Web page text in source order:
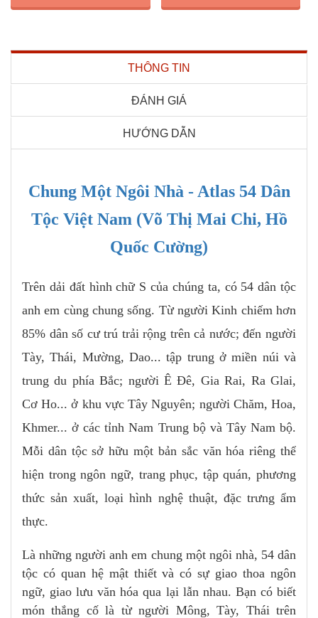
THÔNG TIN
ĐÁNH GIÁ
HƯỚNG DẪN
Chung Một Ngôi Nhà - Atlas 54 Dân
Tộc Việt Nam (Võ Thị Mai Chi, Hồ
Quốc Cường)
Trên dải đất hình chữ S của chúng ta, có 54 dân tộc
anh em cùng chung sống. Từ người Kinh chiếm hơn
85% dân số cư trú trải rộng trên cả nước; đến người
Tày, Thái, Mường, Dao... tập trung ở miền núi và
trung du phía Bắc; người Ê Đê, Gia Rai, Ra Glai,
Cơ Ho... ở khu vực Tây Nguyên; người Chăm, Hoa,
Khmer... ở các tỉnh Nam Trung bộ và Tây Nam bộ.
Mỗi dân tộc sở hữu một bản sắc văn hóa riêng thể
hiện trong ngôn ngữ, trang phục, tập quán, phương
thức sản xuất, loại hình nghệ thuật, đặc trưng ẩm
thực.
Là những người anh em chung một ngôi nhà, 54 dân
tộc có quan hệ mật thiết và có sự giao thoa ngôn
ngữ, giao lưu văn hóa qua lại lẫn nhau. Bạn có biết
món thắng cố là từ người Mông, Tày, Thái trên